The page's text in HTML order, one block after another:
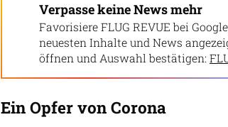
Verpasse keine News mehr
Favorisiere FLUG REVUE bei
neuesten Inhalte und News
öffnen und Auswahl bestätigen:
Ein Opfer von Corona